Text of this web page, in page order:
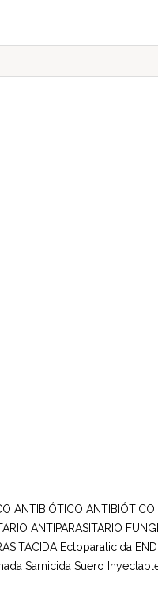
ANTIBIÓTICO ANTIBIÓTICO
ANTIPARASITARIO
Ectoparaticida
Sarnicida Suero